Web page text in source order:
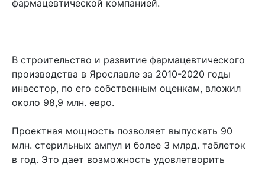
фармацевтической компанией.
В строительство и развитие фармацевтического
производства в Ярославле за 2010-2020 годы
инвестор, по его собственным оценкам, вложил
около 98,9 млн. евро.
Проектная мощность позволяет выпускать 90
млн. стерильных ампул и более 3 млрд. таблеток
в год. Это дает возможность удовлетворить